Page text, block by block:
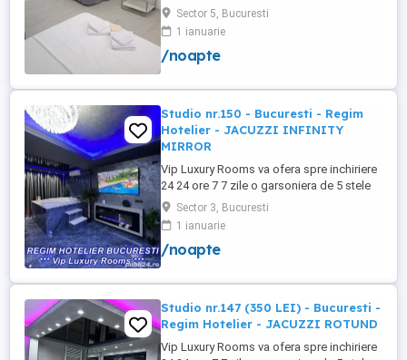
Antreprenoriatului si Turismului închiriază
in regim hotelier in zona Drumul Taberei -
Ghencea diferite tipuri de camere Camera
single cu o suprafață totală de 16mp
cu o suprafață totală de ...
Sector 5, Bucuresti
1 ianuarie
/noapte
Studio nr.150 - Bucuresti - Regim
Hotelier - JACUZZI INFINITY
MIRROR
Vip Luxury Rooms va ofera spre inchiriere
24 24 ore 7 7 zile o garsoniera de 5 stele
Luxoase cu un desing unic si deosebit in
Sector 3 Bucuresti . Garsoniera se alfa in
Complex Rezidential Nou . Acces Bariera
Monitorizare Video in Complex ( de la
PRIVAT in complex ...
Sector 3, Bucuresti
1 ianuarie
/noapte
Studio nr.147 (350 LEI) - Bucuresti -
Regim Hotelier - JACUZZI ROTUND
Vip Luxury Rooms va ofera spre inchiriere